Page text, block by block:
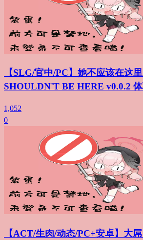
【SLG/官中/PC】她不应该在这
SHOULDN'T BE HERE v0.0.2
1,052
0
【ACT/生肉/动态/PC+安卓】大